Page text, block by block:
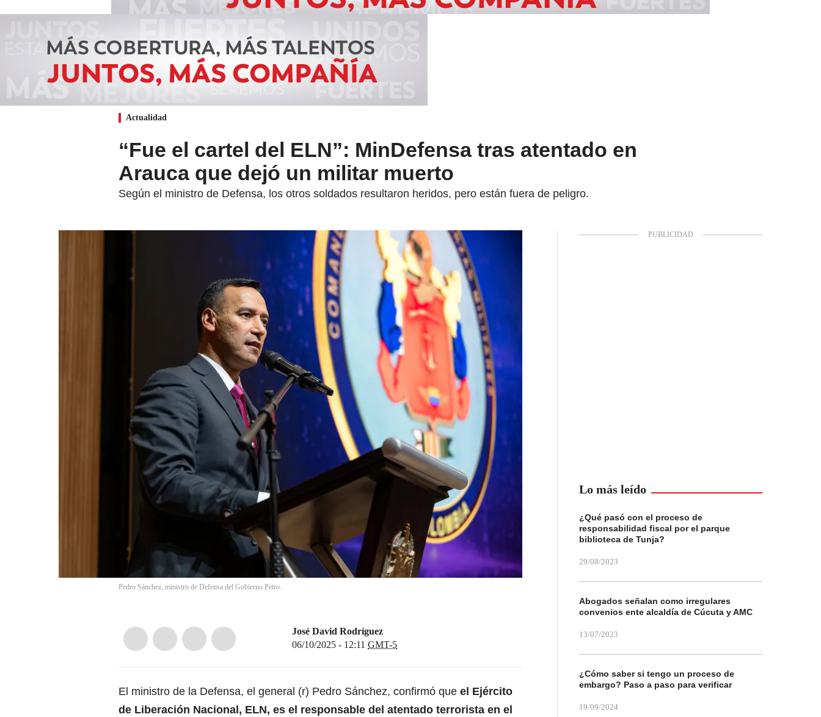
Actualidad
“Fue el cartel del ELN”: MinDefensa tras atentado en
Arauca que dejó un militar muerto
Según el ministro de Defensa, los otros soldados resultaron heridos, pero están fuera de peligro.
Pedro Sánchez, ministro de Defensa del Gobierno Petro.
José David Rodríguez
06/10/2025 - 12:11 GMT-5
El ministro de la Defensa, el general (r) Pedro Sánchez, confirmó que el Ejército
de Liberación Nacional, ELN, es el responsable del atentado terrorista en el
Lo más leído
¿Qué pasó con el proceso de
responsabilidad fiscal por el parque
biblioteca de Tunja?
29/08/2023
Abogados señalan como irregulares
convenios ente alcaldía de Cúcuta y AMC
13/07/2023
¿Cómo saber si tengo un proceso de
embargo? Paso a paso para verificar
19/09/2024